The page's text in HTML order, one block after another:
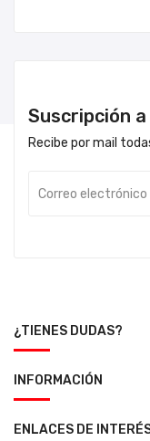
Suscripción
Recibe por mail
¿TIENES DUDAS?
INFORMACIÓN
ENLACES DE